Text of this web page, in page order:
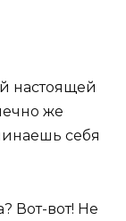
настоящей
же
себя
Вот-вот! Не